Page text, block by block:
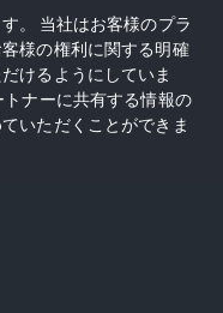
。 当社はお客様のプラ
様の権利に関する明確
けるようにしていま
ナーに共有する情報の
いただくことができま